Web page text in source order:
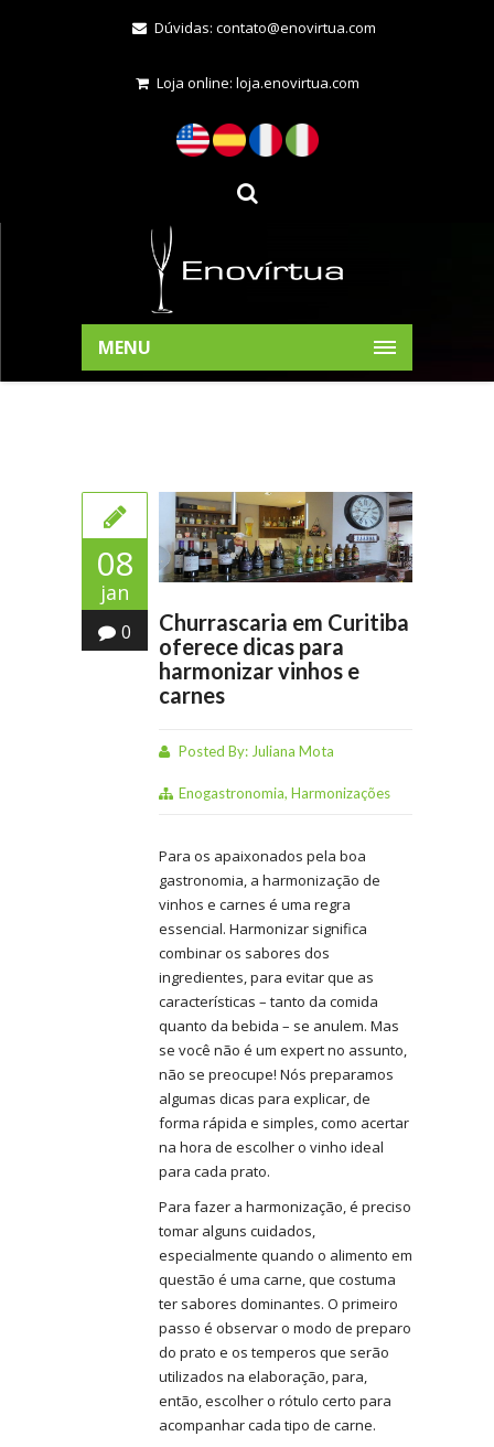
Dúvidas: contato@enovirtua.com
Loja online: loja.enovirtua.com
MENU
08
jan
0
Churrascaria em Curitiba
oferece dicas para
harmonizar vinhos e
carnes
Posted By: Juliana Mota
Enogastronomia, Harmonizações
Para os apaixonados pela boa
gastronomia, a harmonização de
vinhos e carnes é uma regra
essencial. Harmonizar significa
combinar os sabores dos
ingredientes, para evitar que as
características – tanto da comida
quanto da bebida – se anulem. Mas
se você não é um expert no assunto,
não se preocupe! Nós preparamos
algumas dicas para explicar, de
forma rápida e simples, como acertar
na hora de escolher o vinho ideal
para cada prato.
Para fazer a harmonização, é preciso
tomar alguns cuidados,
especialmente quando o alimento em
questão é uma carne, que costuma
ter sabores dominantes. O primeiro
passo é observar o modo de preparo
do prato e os temperos que serão
utilizados na elaboração, para,
então, escolher o rótulo certo para
acompanhar cada tipo de carne.